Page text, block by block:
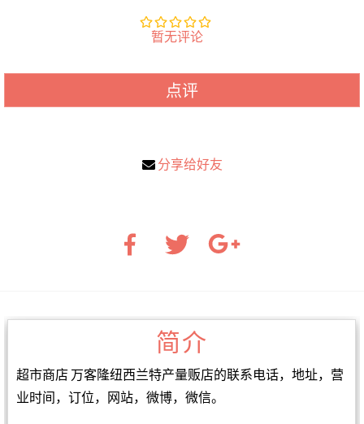
暂无评论
点评
分享给好友
简介
超市商店 万客隆纽西兰特产量贩店的联系电话，地址，营
业时间，订位，网站，微博，微信。